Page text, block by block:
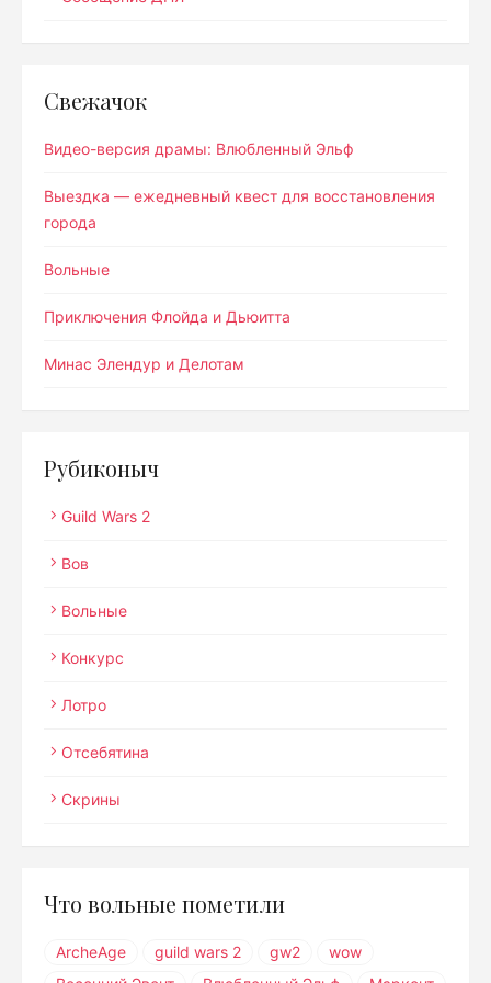
Свежачок
Видео-версия драмы: Влюбленный Эльф
Выездка — ежедневный квест для восстановления
города
Вольные
Приключения Флойда и Дьюитта
Минас Элендур и Делотам
Рубиконыч
Guild Wars 2
Вов
Вольные
Конкурс
Лотро
Отсебятина
Скрины
Что вольные пометили
ArcheAge guild wars 2 gw2
wow